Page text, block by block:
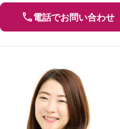
電話でお問い合わせ